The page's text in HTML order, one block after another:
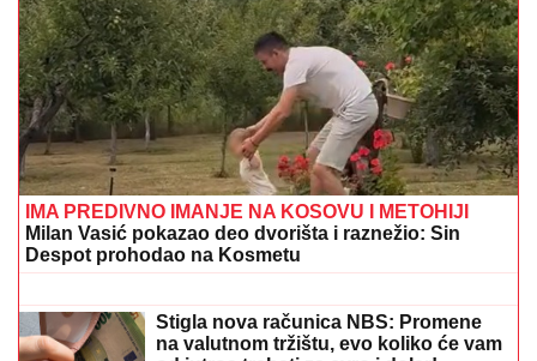
(FOTO) BILA U KANDŽAMA DROGE, DECA NISU
IMALA ODEĆUPevačica promenila život iz korena, pa
pokazala kako sada izgleda: "Bez filtera"
JUČE JE LAGANO DOŠLO!Evo
novog Tip "sigurica tiketa" sa tri
realne kvote
(VIDEO) MARIJANA MATEUS ĐUSKA
Cecinom koncertu, u miniću pokazala
izvajane noge, u publici i ova poznata
pevačica uživa sa mužem